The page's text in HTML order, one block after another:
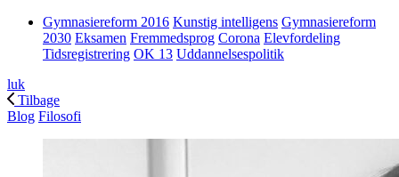
Gymnasiereform 2016 Kunstig intelligens Gymnasiereform
2030 Eksamen Fremmedsprog Corona Elevfordeling
Tidsregistrering OK 13 Uddannelsespolitik
luk
Tilbage
Blog Filosofi